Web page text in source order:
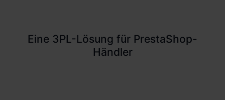
Eine 3PL-Lösung für PrestaShop-
Händler